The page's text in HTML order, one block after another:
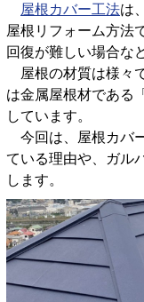
屋根カバー工法は
屋根リフォーム方法
回復が難しい場合な
屋根の材質は様々
は金属屋根材である「
しています。
今回は、屋根カバ
ている理由や、ガル
します。